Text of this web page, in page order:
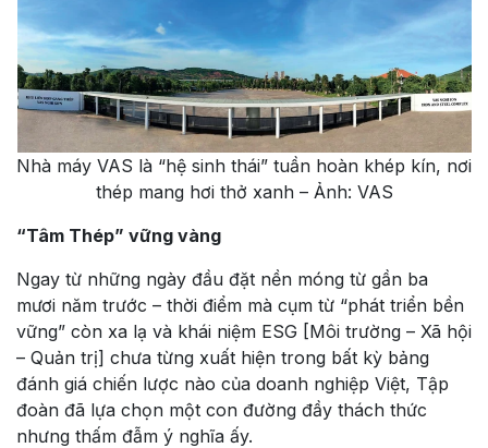
Nhà máy VAS là “hệ sinh thái” tuần hoàn khép kín, nơi
thép mang hơi thở xanh – Ảnh: VAS
“Tâm Thép” vững vàng
Ngay từ những ngày đầu đặt nền móng từ gần ba
mươi năm trước – thời điểm mà cụm từ “phát triển bền
vững” còn xa lạ và khái niệm ESG [Môi trường – Xã hội
– Quản trị] chưa từng xuất hiện trong bất kỳ bảng
đánh giá chiến lược nào của doanh nghiệp Việt, Tập
đoàn đã lựa chọn một con đường đầy thách thức
nhưng thấm đẫm ý nghĩa ấy.